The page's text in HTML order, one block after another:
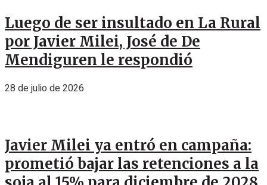
Luego de ser insultado en La Rural
por Javier Milei, José de De
Mendiguren le respondió
28 de julio de 2026
Javier Milei ya entró en campaña:
prometió bajar las retenciones a la